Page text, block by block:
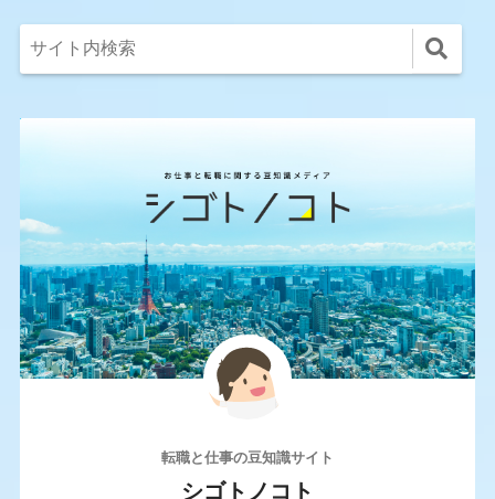
転職と仕事の豆知識サイト
シゴトノコト